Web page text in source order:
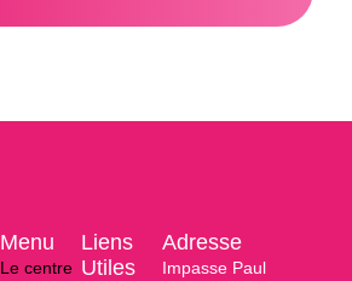
Liens
Utiles
Menu
Le centre
Adresse
Impasse Paul